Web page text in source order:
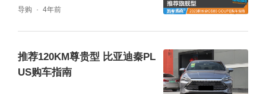
导购 4年前
推荐120KM尊贵型 比亚迪秦PL
US购车指南